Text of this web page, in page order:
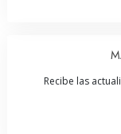
Recibe las